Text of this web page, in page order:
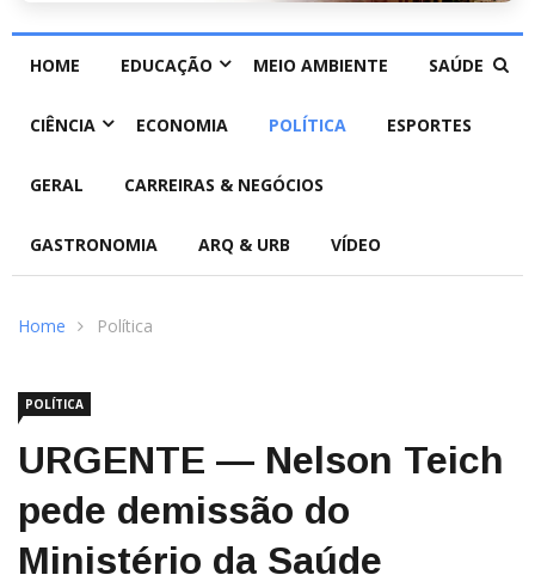
HOME EDUCAÇÃO MEIO AMBIENTE SAÚDE
CIÊNCIA ECONOMIA POLÍTICA ESPORTES
GERAL CARREIRAS & NEGÓCIOS
GASTRONOMIA ARQ & URB VÍDEO
Home Política
POLÍTICA
URGENTE — Nelson Teich
pede demissão do
Ministério da Saúde